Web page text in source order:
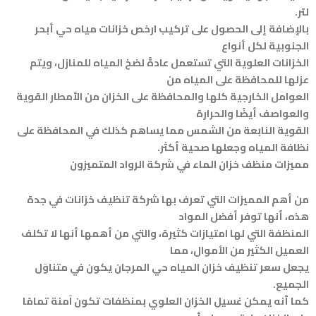
لتر.
بالإضافة إلى الحصول على تركيب ارخص خزانات مياه حي أبحر
الجنوبية لكل أنواع
الخزانات العلوية التي تستعمل عادةً لضخ المياه للمنازل، ويتم
عزلها للمحافظة على المياه من
العوامل الخارجية كلها والمحافظة على الخزان من الأمطار القوية
والعواصف أيضًا والحرارة
القوية النابعة من الشمس مما يساهم كذلك في المحافظة على
نظافة المياه وجعلها صحية أكثر.
مميزات منظف خزان الماء في شركة الرواد المتميزون
من أهم المميزات التي تعرف بها شركة تنظيف خزانات في جدة
هذه، أنها توفر أفضل المواد
المنظفة التي لها امتيازات كثيرة، والتي من أهمها أنها لا تكلف
العميل الكثير من الأموال، مما
يجعل سعر تنظيف خزان المياه حي المرجان يكون في متناوَل
الجميع.
كما أنه يمكن غسيل الخزان العلوي بمنظفات تكون آمنة تمامًا